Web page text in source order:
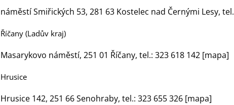
náměstí Smiřických 53, 281 63 Kostelec nad Černými Lesy,
Říčany (Ladův kraj)
Masarykovo náměstí,251 01 Říčany, tel.: 323 618 142 [mapa]
Hrusice
Hrusice 142, 251 66 Senohraby, tel.: 323 655 326 [mapa]